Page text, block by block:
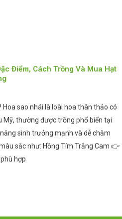
Điểm, Cách Trồng Và Mua Hạt
Hoa sao nhái là loài hoa thân thảo có
Mỹ, thường được trồng phổ biến tại
sinh trưởng mạnh và dễ chăm
sắc như: Hồng Tím Trắng Cam 👉
hợp